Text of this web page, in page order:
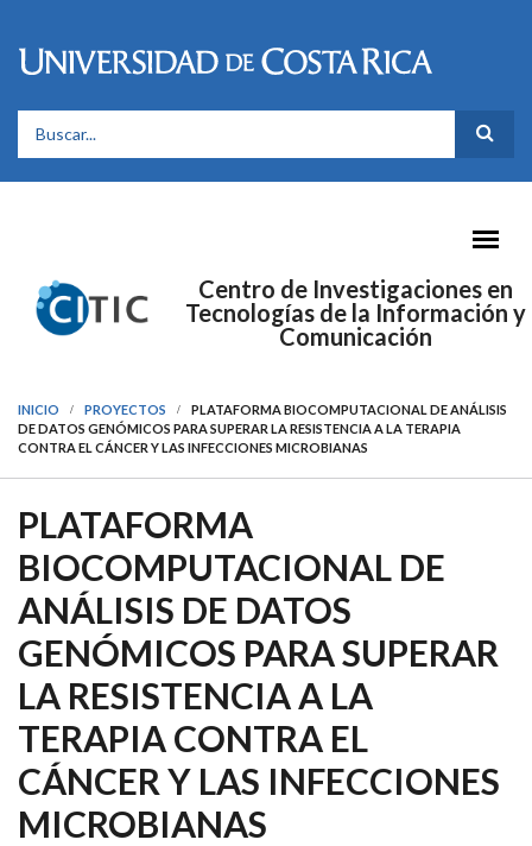
FORMULARIO DE BÚSQUEDA
Centro de Investigaciones en
Tecnologías de la Información y
Comunicación
INICIO PROYECTOS
PLATAFORMA BIOCOMPUTACIONAL DE ANÁLISIS
DE DATOS GENÓMICOS PARA SUPERAR LA RESISTENCIA A LA TERAPIA
CONTRA EL CÁNCER Y LAS INFECCIONES MICROBIANAS
PLATAFORMA
BIOCOMPUTACIONAL DE
ANÁLISIS DE DATOS
GENÓMICOS PARA SUPERAR
LA RESISTENCIA A LA
TERAPIA CONTRA EL
CÁNCER Y LAS INFECCIONES
MICROBIANAS